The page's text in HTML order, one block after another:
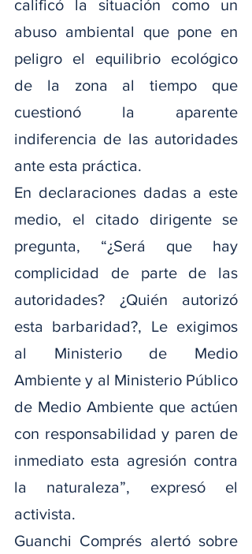
calificó la situación como un
abuso ambiental que pone en
peligro el equilibrio ecológico
de la zona al tiempo que
cuestionó la aparente
indiferencia de las autoridades
ante esta práctica.
En declaraciones dadas a este
medio, el citado dirigente se
pregunta, “¿Será que hay
complicidad de parte de las
autoridades? ¿Quién autorizó
esta barbaridad?, Le exigimos
al Ministerio de Medio
Ambiente y al Ministerio Público
de Medio Ambiente que actúen
con responsabilidad y paren de
inmediato esta agresión contra
la naturaleza”, expresó el
activista.
Guanchi Comprés alertó sobre